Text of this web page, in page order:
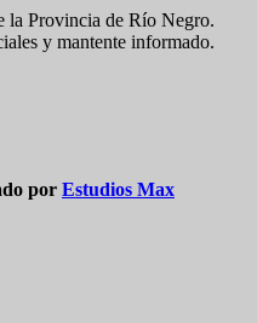
la Provincia de Río Negro.
y mantente informado.
por Estudios Max